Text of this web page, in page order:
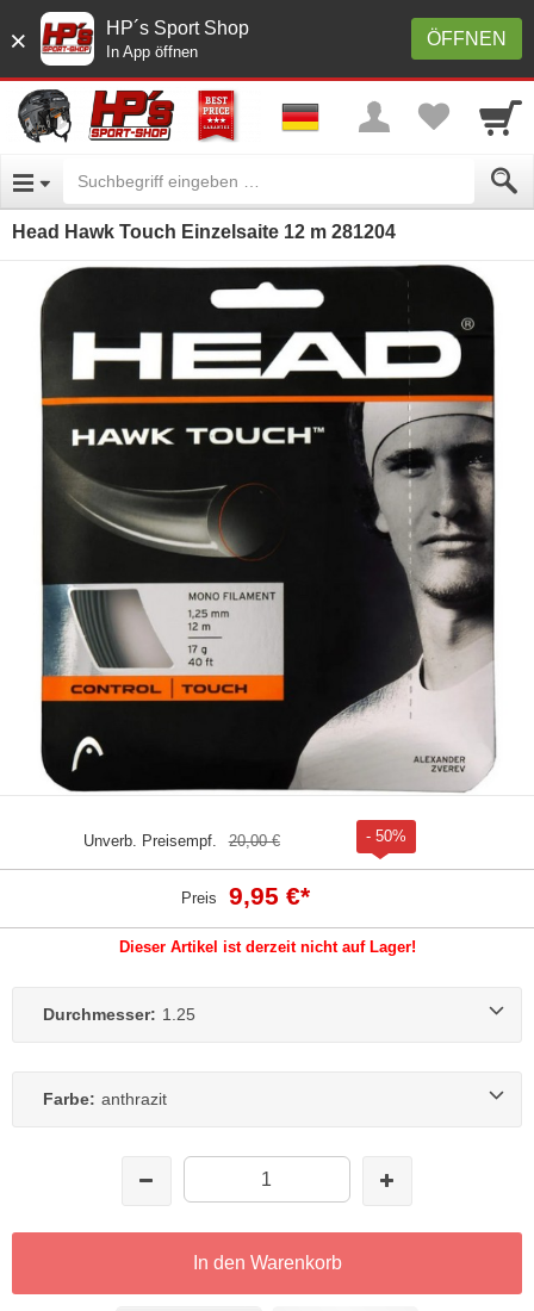
× ÖFFNEN
HP´s Sport Shop
In App öffnen
Head Hawk Touch Einzelsaite 12 m 281204
Unverb. Preisempf. 20,00 € - 50%
Preis 9,95 €*
Dieser Artikel ist derzeit nicht auf Lager!
Durchmesser: 1.25
Farbe: anthrazit
In den Warenkorb